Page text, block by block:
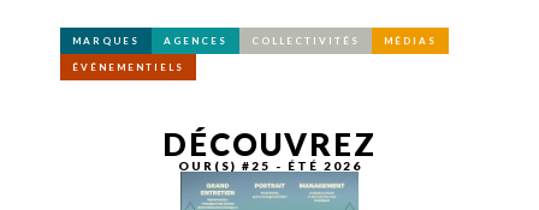
MARQUES AGENCES COLLECTIVITÉS MÉDIAS
ÉVÉNEMENTIELS
DÉCOUVREZ
OUR(S) #25 - ÉTÉ 2026